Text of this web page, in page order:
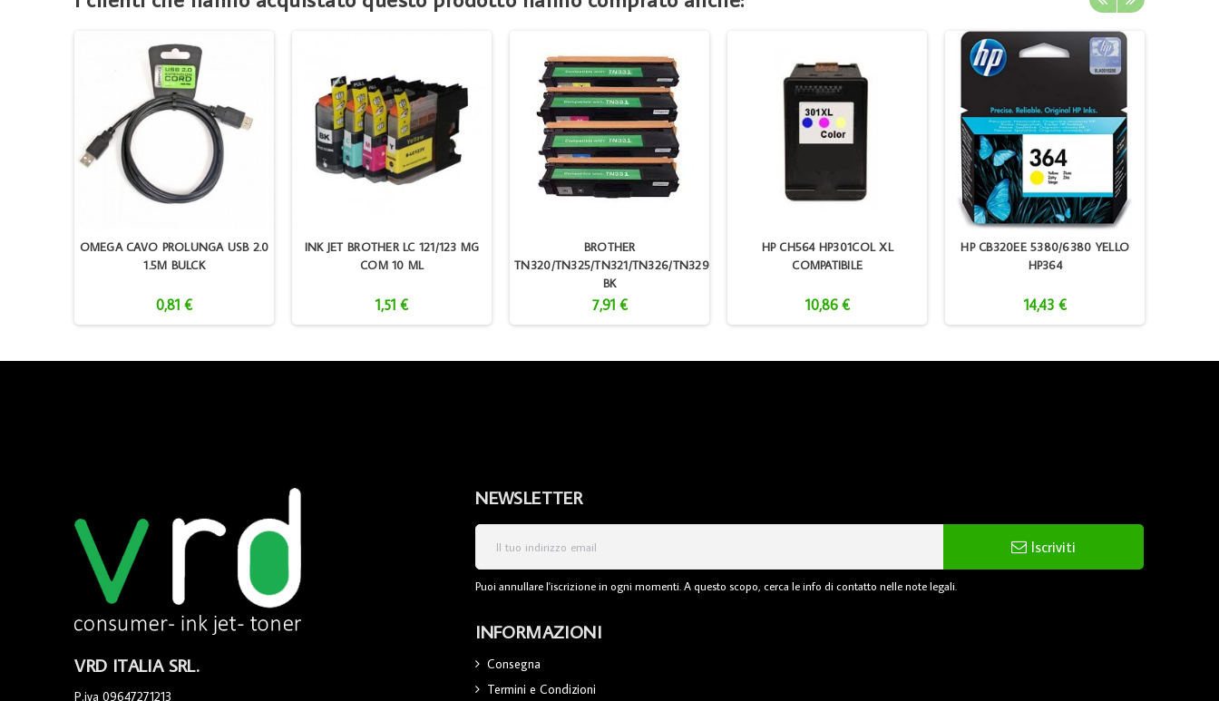
OMEGA CAVO PROLUNGA USB 2.0
1.5M BULCK
0,81 €
INK JET BROTHER LC 121/123 MG
COM 10 ML
1,51 €
BROTHER
TN320/TN325/TN321/TN326/TN329
BK
7,91 €
HP CH564 HP301COL XL
COMPATIBILE
10,86 €
HP CB320EE 5380/6380 YELLO
HP364
14,43 €
VRD ITALIA SRL.
P.iva 09647271213
NEWSLETTER
Iscriviti
Puoi annullare l'iscrizione in ogni momenti. A questo scopo, cerca le info di contatto nelle note legali.
INFORMAZIONI
Consegna
Termini e Condizioni